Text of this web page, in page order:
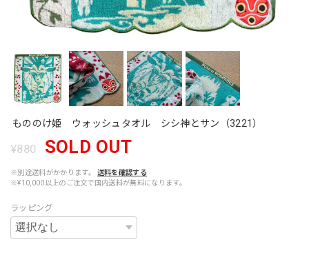
もののけ姫 ウォッシュタオル シシ神とサン（3221）
¥880 SOLD OUT
※別途送料がかかります。
送料を確認する
※¥10,000以上のご注文で国内送料が無料になります。
ラッピング